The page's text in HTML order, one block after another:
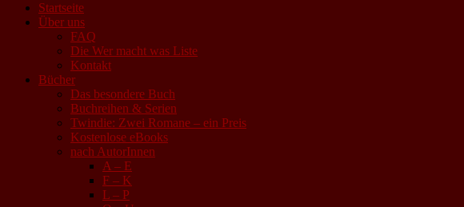
Startseite
Über uns
FAQ
Die Wer macht was Liste
Kontakt
Bücher
Das besondere Buch
Buchreihen & Serien
Twindie: Zwei Romane – ein Preis
Kostenlose eBooks
nach AutorInnen
A – E
F – K
L – P